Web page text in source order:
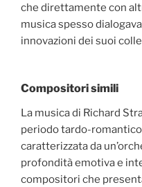
che direttamente con
musica spesso
innovazioni dei suoi
Compositori simili
La musica di Richard
periodo tardo-
caratterizzata da
profondità emotiva e
compositori che